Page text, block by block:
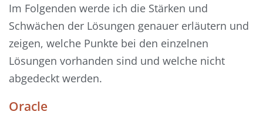
Im Folgenden werde ich die Stärken und
Schwächen der Lösungen genauer erläutern und
zeigen, welche Punkte bei den einzelnen
Lösungen vorhanden sind und welche nicht
abgedeckt werden.
Oracle